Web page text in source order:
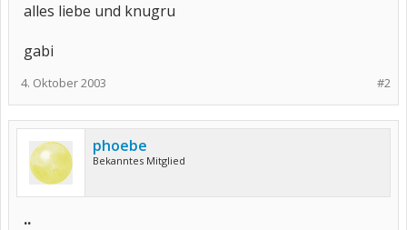
alles liebe und knugru
gabi
#2
4. Oktober 2003
phoebe
Bekanntes Mitglied
..